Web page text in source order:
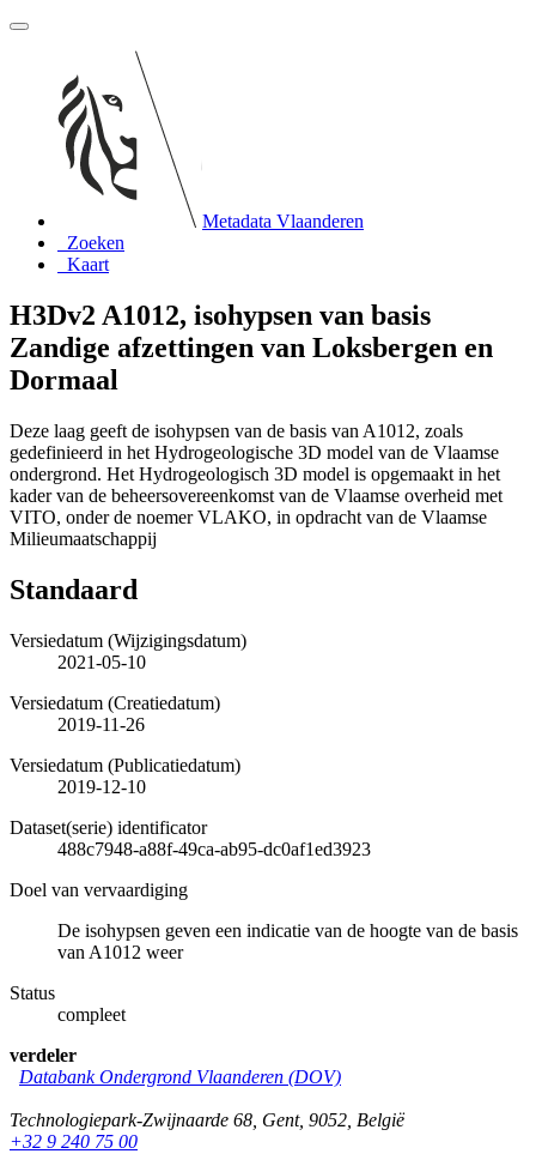
Metadata Vlaanderen
Zoeken
Kaart
H3Dv2 A1012, isohypsen van basis
Zandige afzettingen van Loksbergen en
Dormaal
Deze laag geeft de isohypsen van de basis van A1012, zoals
gedefinieerd in het Hydrogeologische 3D model van de Vlaamse
ondergrond. Het Hydrogeologisch 3D model is opgemaakt in het
kader van de beheersovereenkomst van de Vlaamse overheid met
VITO, onder de noemer VLAKO, in opdracht van de Vlaamse
Milieumaatschappij
Standaard
Versiedatum (Wijzigingsdatum)
2021-05-10
Versiedatum (Creatiedatum)
2019-11-26
Versiedatum (Publicatiedatum)
2019-12-10
Dataset(serie) identificator
488c7948-a88f-49ca-ab95-dc0af1ed3923
Doel van vervaardiging
De isohypsen geven een indicatie van de hoogte van de basis
van A1012 weer
Status
compleet
verdeler
Databank Ondergrond Vlaanderen (DOV)
Technologiepark-Zwijnaarde 68 Gent, 9052 België
+32 9 240 75 00